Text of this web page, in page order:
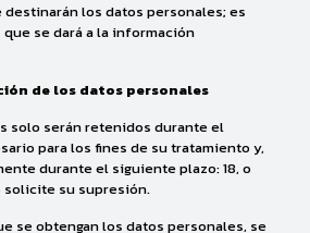
los datos personales; es
se dará a la información
de los datos personales
solo serán retenidos durante el
para los fines de su tratamiento y,
durante el siguiente plazo: 18, o
solicite su supresión.
se obtengan los datos personales, se